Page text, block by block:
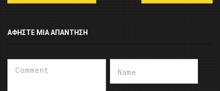
ΑΦΉΣΤΕ ΜΙΑ ΑΠΆΝΤΗΣΗ